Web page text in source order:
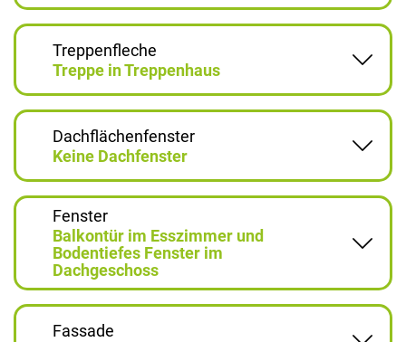
Treppenfleche
Treppe in Treppenhaus
Dachflächenfenster
Keine Dachfenster
Fenster
Balkontür im Esszimmer und
Bodentiefes Fenster im
Dachgeschoss
Fassade